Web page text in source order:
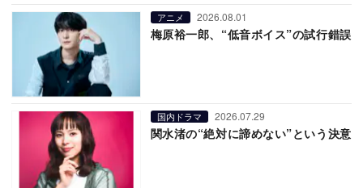
アニメ 2026.08.01
梅原裕一郎、“低音ボイス”の試行錯誤
国内ドラマ 2026.07.29
関水渚の“絶対に諦めない”という決意